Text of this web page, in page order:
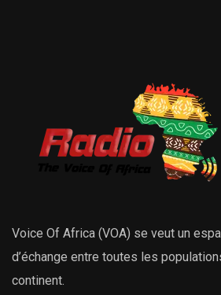
Voice Of Africa (VOA) se veut un
d’échange entre toutes les
continent.